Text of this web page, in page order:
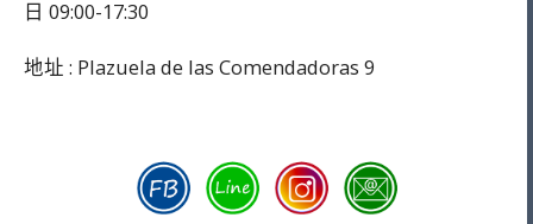
日 09:00-17:30
地址 : Plazuela de las Comendadoras 9